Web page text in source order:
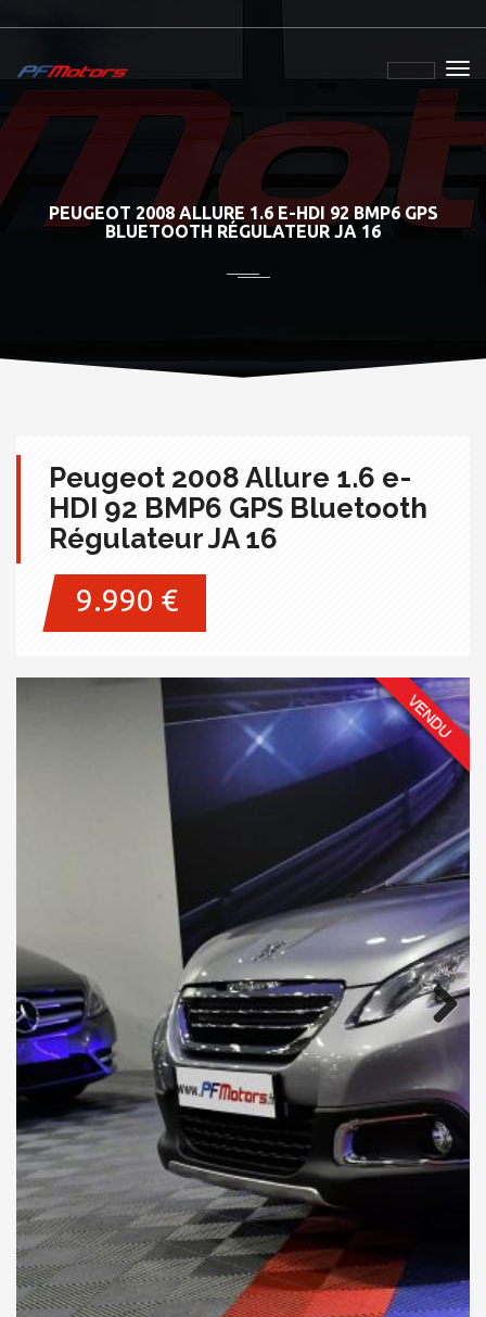
PEUGEOT 2008 ALLURE 1.6 E-HDI 92 BMP6 GPS
BLUETOOTH RÉGULATEUR JA 16
Peugeot 2008 Allure 1.6 e-
HDI 92 BMP6 GPS Bluetooth
Régulateur JA 16
9.990 €
Next